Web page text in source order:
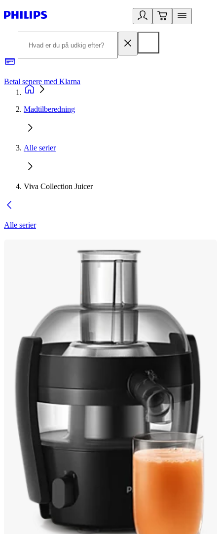
Betal senere med Klarna
Madtilberedning
Alle serier
Viva Collection Juicer
Alle serier